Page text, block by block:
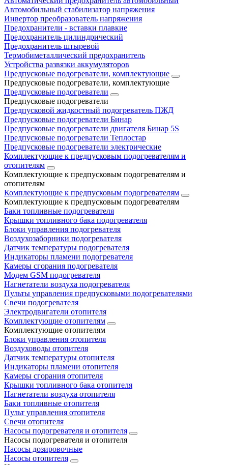
Автомобильный стабилизатор напряжения
Инвертор преобразователь напряжения
Предохранители - вставки плавкие
Предохранитель цилиндрический
Предохранитель штыревой
Термобиметаллический предохранитель
Устройства развязки аккумуляторов
Предпусковые подогреватели, комплектующие
Предпусковые подогреватели, комплектующие
Предпусковые подогреватели
Предпусковые подогреватели
Предпусковой жидкостный подогреватель ПЖД
Предпусковые подогреватели Бинар
Предпусковые подогреватели двигателя Бинар 5S
Предпусковые подогреватели Теплостар
Предпусковые подогреватели электрические
Комплектующие к предпусковым подогревателям и
отопителям
Комплектующие к предпусковым подогревателям и
отопителям
Комплектующие к предпусковым подогревателям
Комплектующие к предпусковым подогревателям
Баки топливные подогревателя
Крышки топливного бака подогревателя
Блоки управления подогревателя
Воздухозаборники подогревателя
Датчик температуры подогревателя
Индикаторы пламени подогревателя
Камеры сгорания подогревателя
Модем GSM подогревателя
Нагнетатели воздуха подогревателя
Пульты управления предпусковыми подогревателями
Свечи подогревателя
Электродвигатели отопителя
Комплектующие отопителям
Комплектующие отопителям
Блоки управления отопителя
Воздуховоды отопителя
Датчик температуры отопителя
Индикаторы пламени отопителя
Камеры сгорания отопителя
Крышки топливного бака отопителя
Нагнетатели воздуха отопителя
Баки топливные отопителя
Пульт управления отопителя
Свечи отопителя
Насосы подогревателя и отопителя
Насосы подогревателя и отопителя
Насосы дозировочные
Насосы отопителя